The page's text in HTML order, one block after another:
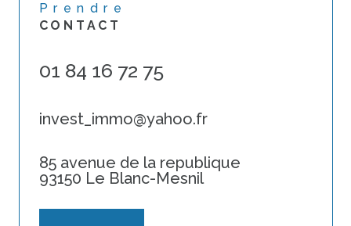
Prendre
CONTACT
01 84 16 72 75
invest_immo@yahoo.fr
85 avenue de la republique
93150 Le Blanc-Mesnil